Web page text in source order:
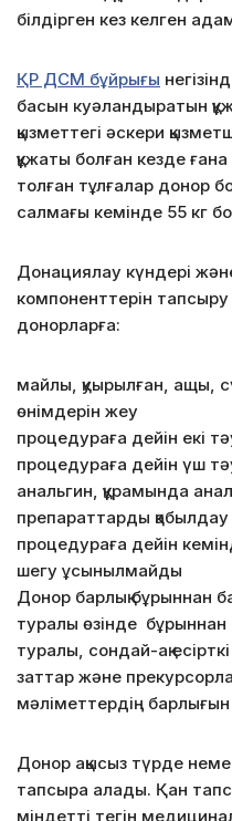
білдірген кез келген
ҚР ДСМ бұйрығы
басын куәландыратын
қызметтегі әскери
құжаты болған кезде
толған тұлғалар донор
салмағы кемінде 55 кг
Донациялау күндері
компоненттерін тапсыру
донорларға:
майлы, қуырылған, ащы,
өнімдерін жеу
процедураға дейін екі
процедураға дейін үш
анальгин, құрамында
препараттарды қабылдау
процедураға дейін
шегу ұсынылмайды
Донор барлық бұрыннан
туралы өзінде
туралы, сондай-ақ
заттар және
мәліметтердің
Донор ақысыз түрде
тапсыра алады. Қан
міндетті тегін